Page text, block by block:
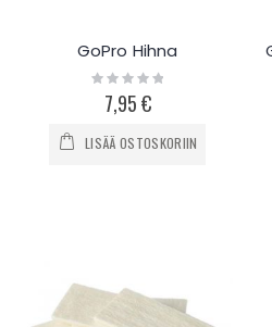
GoPro Hihna
Rating:
0%7,95 €
LISÄÄ OSTOSKORIIN